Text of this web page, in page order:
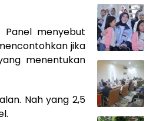
Panel menyebut
jika
menentukan
Nah yang 2,5